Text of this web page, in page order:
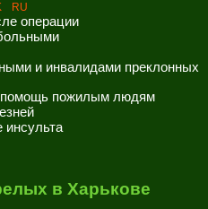
RU
операции
и инвалидами преклонных
помощь пожилым людям
инсульта
в Харькове